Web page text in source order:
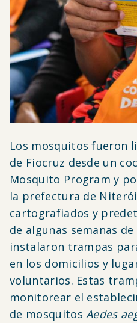
Los mosquitos fueron
de Fiocruz desde un
Mosquito Program y
la prefectura de
cartografiados y
de algunas semanas
instalaron trampas
en los domicilios y
voluntarios. Estas
monitorear el
de mosquitosAedes